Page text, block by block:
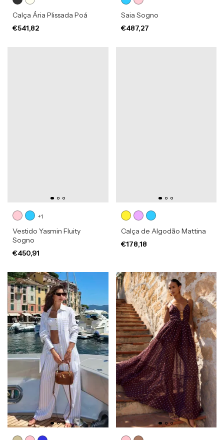
Calça Ária Plissada Poá
€541,82
Saia Sogno
€487,27
+1
Vestido Yasmin Fluity
Sogno
€450,91
Calça de Algodão Mattina
€178,18